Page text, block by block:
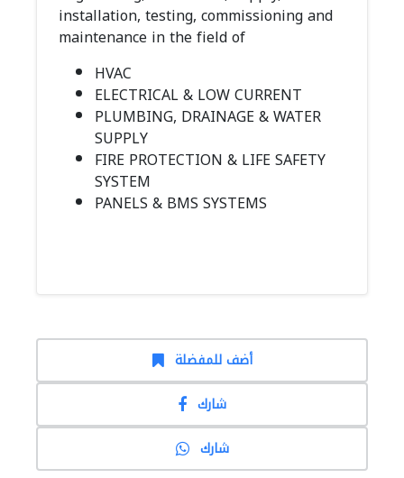
installation, testing, commissioning and
maintenance in the field of
HVAC
ELECTRICAL & LOW CURRENT
PLUMBING, DRAINAGE & WATER
SUPPLY
FIRE PROTECTION & LIFE SAFETY
SYSTEM
PANELS & BMS SYSTEMS
أضف للمفضلة
شارك
شارك